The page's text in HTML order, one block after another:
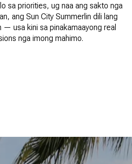
sa priorities, ug naa ang sakto nga
ang Sun City Summerlin dili lang
usa kini sa pinakamaayong real
nga imong mahimo.